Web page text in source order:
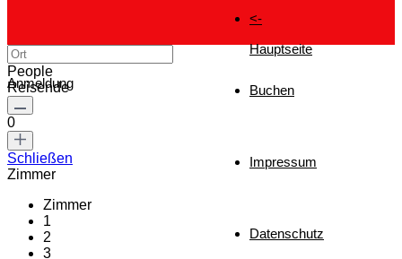
<-
Hauptseite
Buchen
Impressum
Datenschutz
Anmeldung
People
Reisende
0
Schließen
Zimmer
Zimmer
1
2
3